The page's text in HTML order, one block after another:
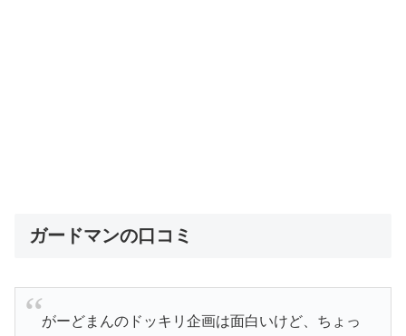
ガードマンの口コミ
がーどまんのドッキリ企画は面白いけど、ちょっ